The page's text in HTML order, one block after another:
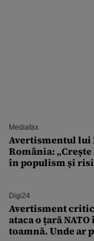
Mediafax
Avertismentul lui
România:
în populism și
Digi24
Avertisment
ataca o țară
toamnă. Unde ar